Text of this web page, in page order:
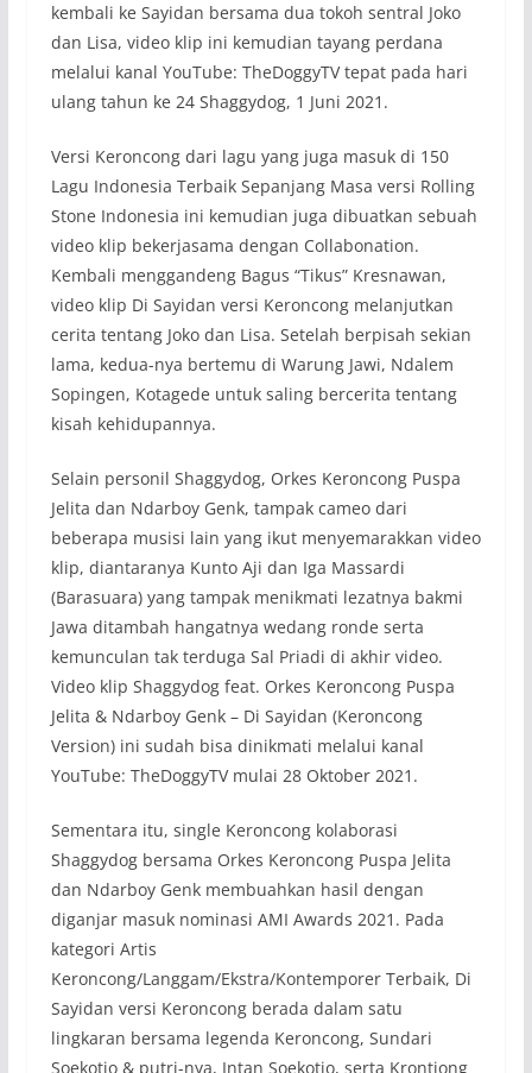
kembali ke Sayidan bersama dua tokoh sentral Joko
dan Lisa, video klip ini kemudian tayang perdana
melalui kanal YouTube: TheDoggyTV tepat pada hari
ulang tahun ke 24 Shaggydog, 1 Juni 2021.
Versi Keroncong dari lagu yang juga masuk di 150
Lagu Indonesia Terbaik Sepanjang Masa versi Rolling
Stone Indonesia ini kemudian juga dibuatkan sebuah
video klip bekerjasama dengan Collabonation.
Kembali menggandeng Bagus “Tikus” Kresnawan,
video klip Di Sayidan versi Keroncong melanjutkan
cerita tentang Joko dan Lisa. Setelah berpisah sekian
lama, kedua-nya bertemu di Warung Jawi, Ndalem
Sopingen, Kotagede untuk saling bercerita tentang
kisah kehidupannya.
Selain personil Shaggydog, Orkes Keroncong Puspa
Jelita dan Ndarboy Genk, tampak cameo dari
beberapa musisi lain yang ikut menyemarakkan video
klip, diantaranya Kunto Aji dan Iga Massardi
(Barasuara) yang tampak menikmati lezatnya bakmi
Jawa ditambah hangatnya wedang ronde serta
kemunculan tak terduga Sal Priadi di akhir video.
Video klip Shaggydog feat. Orkes Keroncong Puspa
Jelita & Ndarboy Genk – Di Sayidan (Keroncong
Version) ini sudah bisa dinikmati melalui kanal
YouTube: TheDoggyTV mulai 28 Oktober 2021.
Sementara itu, single Keroncong kolaborasi
Shaggydog bersama Orkes Keroncong Puspa Jelita
dan Ndarboy Genk membuahkan hasil dengan
diganjar masuk nominasi AMI Awards 2021. Pada
kategori Artis
Keroncong/Langgam/Ekstra/Kontemporer Terbaik, Di
Sayidan versi Keroncong berada dalam satu
lingkaran bersama legenda Keroncong, Sundari
Soekotjo & putri-nya, Intan Soekotjo, serta Krontjong